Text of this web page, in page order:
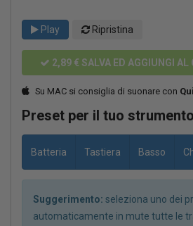
Play Ripristina
2,89 € SALVA ED AGGIUNGI AL
Su MAC si consiglia di suonare con
Preset per il tuo strumento
Batteria Tastiera Basso
Suggerimento: seleziona uno dei
automaticamente in mute tutte le